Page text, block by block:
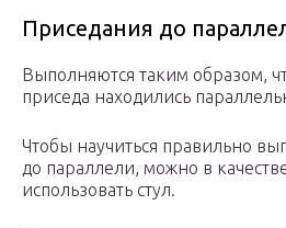
Приседания до
Выполняются таким образом,
приседа находились
Чтобы научиться правильно
до параллели, можно в
использовать стул.